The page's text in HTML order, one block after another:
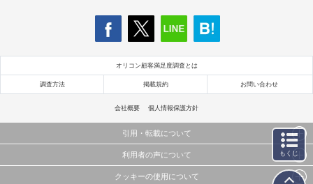
オリコン顧客満足度調査とは
調査方法 掲載規約 お問い合わせ
会社概要 個人情報保護方針
引用・転載について
当サイトで公開されている情報（文字、写真、イラスト、画像データ等）及びこれらの配置・
利用者の声について
当サイトに掲載している内容はすべてサービスの利用者が提出された見解・感想です。
クッキーの使用について
もくじ